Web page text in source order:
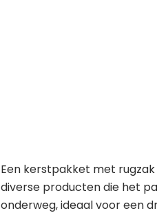
Een kerstpakket met
diverse producten die het
onderweg, ideaal voor een